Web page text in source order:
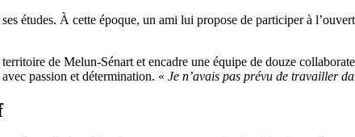
études. À cette époque, un ami lui propose de participer à
de Melun-Sénart et encadre une équipe de douze
passion et détermination. « Je n’avais pas prévu de travailler